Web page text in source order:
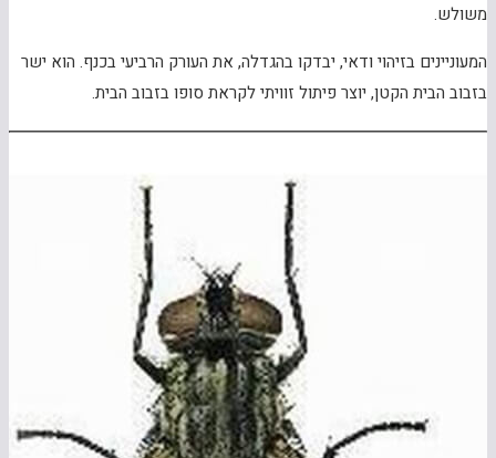
משולש.
המעוניינים בזיהוי ודאי, יבדקו בהגדלה, את העורק הרביעי בכנף. הוא ישר
בזבוב הבית הקטן, יוצר פיתול זוויתי לקראת סופו בזבוב הבית.